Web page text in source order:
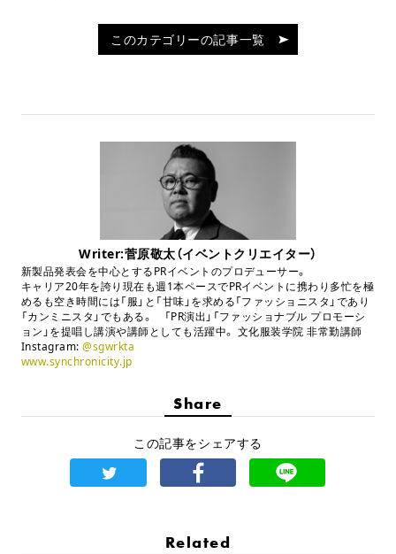
このカテゴリーの記事一覧
Writer:菅原敬太（イベントクリエイター）
新製品発表会を中心とするPRイベントのプロデューサー。
キャリア20年を誇り現在も週1本ペースでPRイベントに携わり多忙を極
めるも空き時間には「服」と「甘味」を求める「ファッショニスタ」であり
「カンミニスタ」でもある。 「PR演出」「ファッショナブル プロモーシ
ョン」を提唱し講演や講師としても活躍中。 文化服装学院 非常勤講師
Instagram:@sgwrkta
www.synchronicity.jp
Share
この記事をシェアする
Related